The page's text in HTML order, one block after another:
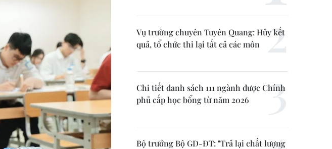
Vụ trường chuyên Tuyên Quang: Hủy kết
quả, tổ chức thi lại tất cả các môn
Chi tiết danh sách 111 ngành được Chính
phủ cấp học bổng từ năm 2026
Bộ trưởng Bộ GD-ĐT: "Trả lại chất lượng